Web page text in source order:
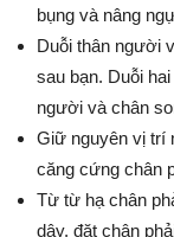
bụng và nâng
Duỗi thân người
sau bạn. Duỗi
người và chân
Giữ nguyên vị trí
căng cứng chân
Từ từ hạ chân
dậy, đặt chân